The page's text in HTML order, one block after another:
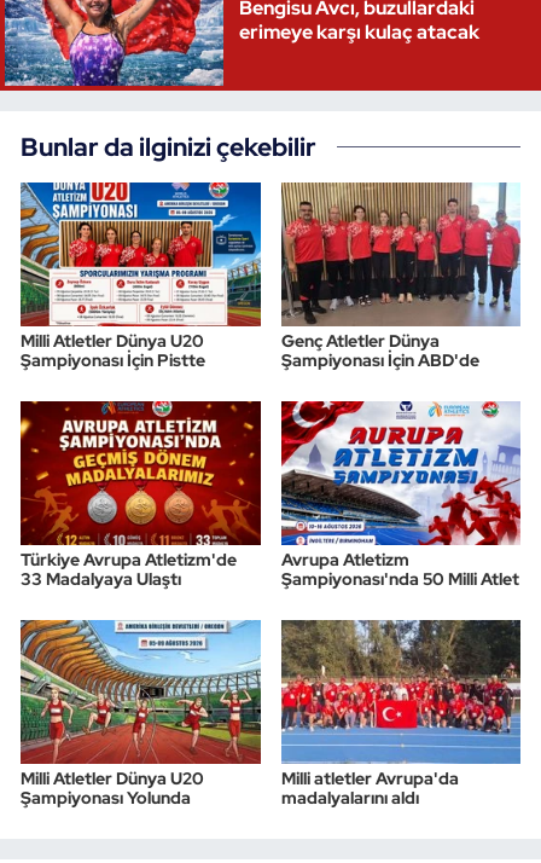
Bengisu Avcı, buzullardaki
erimeye karşı kulaç atacak
Bunlar da ilginizi çekebilir
Milli Atletler Dünya U20
Şampiyonası İçin Pistte
Genç Atletler Dünya
Şampiyonası İçin ABD'de
Türkiye Avrupa Atletizm'de
33 Madalyaya Ulaştı
Avrupa Atletizm
Şampiyonası'nda 50 Milli Atlet
Milli Atletler Dünya U20
Şampiyonası Yolunda
Milli atletler Avrupa'da
madalyalarını aldı